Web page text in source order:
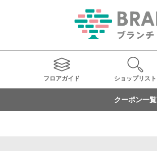
フロアガイド ショップリスト
クーポン一覧